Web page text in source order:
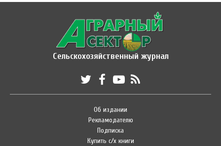
Сельскохозяйственный журнал
Об издании
Рекламодателю
Подписка
Купить с/х книги